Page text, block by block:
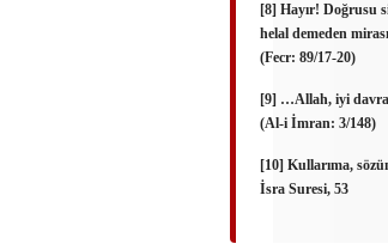
[8] Hayır! Doğrusu
helal demeden
(Fecr: 89/17-20)
[9] …Allah, iyi
(Al-i İmran: 3/148)
[10] Kullarıma,
İsra Suresi, 53